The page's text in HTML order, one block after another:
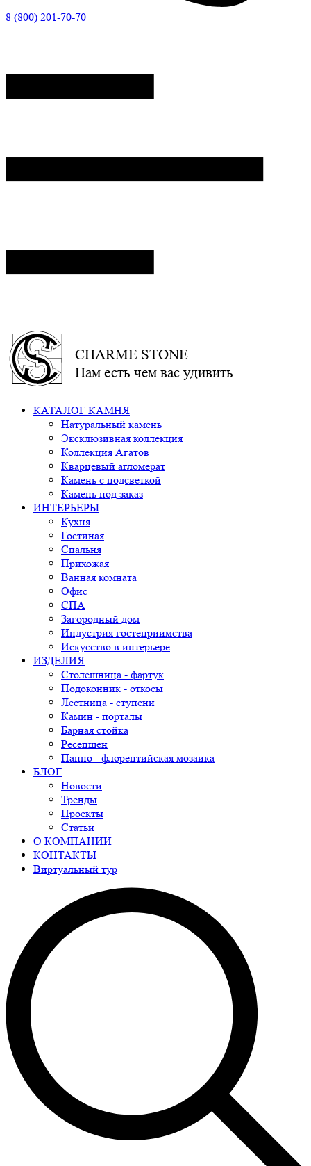
8 (800) 201-70-70
CHARME STONE
Нам есть чем вас удивить
КАТАЛОГ КАМНЯ
Натуральный камень
Эксклюзивная коллекция
Коллекция Агатов
Кварцевый агломерат
Камень с подсветкой
Камень под заказ
ИНТЕРЬЕРЫ
Кухня
Гостиная
Спальня
Прихожая
Ванная комната
Офис
СПА
Загородный дом
Индустрия гостеприимства
Искусство в интерьере
ИЗДЕЛИЯ
Столешница - фартук
Подоконник - откосы
Лестница - ступени
Камин - порталы
Барная стойка
Ресепшен
Панно - флорентийская мозаика
БЛОГ
Новости
Тренды
Проекты
Статьи
О КОМПАНИИ
КОНТАКТЫ
Виртуальный тур